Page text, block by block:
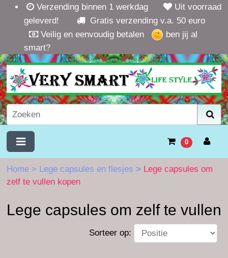
Verzending binnen 1 werkdag
Uit voorraad
geleverd!
Gratis verzending v.a. 50 euro
Veilig en eenvoudig betalen
ben jij al
smart?
0
Home > Lege capsules en flesjes > Lege capsules om
zelf te vullen kopen
Lege capsules om zelf te vullen
Sorteer op: